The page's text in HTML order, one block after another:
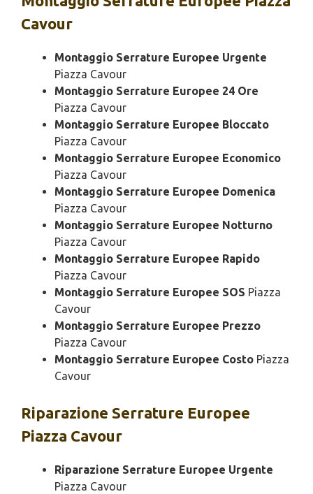
Cavour
Montaggio Serrature Europee Urgente
Piazza Cavour
Montaggio Serrature Europee 24 Ore
Piazza Cavour
Montaggio Serrature Europee Bloccato
Piazza Cavour
Montaggio Serrature Europee Economico
Piazza Cavour
Montaggio Serrature Europee Domenica
Piazza Cavour
Montaggio Serrature Europee Notturno
Piazza Cavour
Montaggio Serrature Europee Rapido
Piazza Cavour
Montaggio Serrature Europee SOS Piazza
Cavour
Montaggio Serrature Europee Prezzo
Piazza Cavour
Montaggio Serrature Europee Costo Piazza
Cavour
Riparazione Serrature Europee
Piazza Cavour
Riparazione Serrature Europee Urgente
Piazza Cavour